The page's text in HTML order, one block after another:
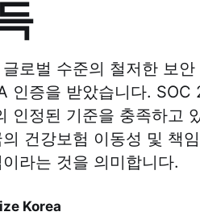
로벌 수준의 철저한 보
인증을 받았습니다.
인정된 기준을 충족하고
건강보험 이동성 및 책
라는 것을 의미합니다.
Korea